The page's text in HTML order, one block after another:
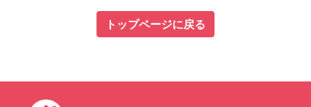
トップページに戻る